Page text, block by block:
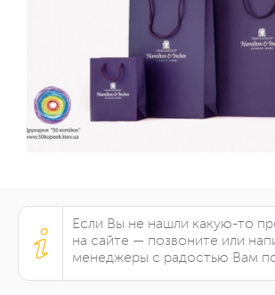
Если Вы не нашли какую-то
на сайте — позвоните или
менеджеры с радостью Вам